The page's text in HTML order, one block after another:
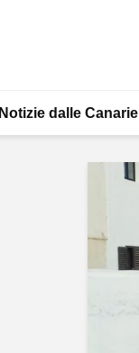
Notizie dalle Canarie